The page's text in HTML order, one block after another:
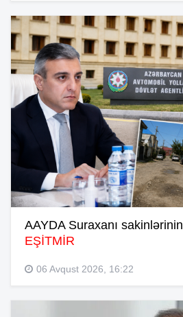
AAYDA Suraxanı sakinlərinin
EŞİTMİR
06 Avqust 2026, 16:22